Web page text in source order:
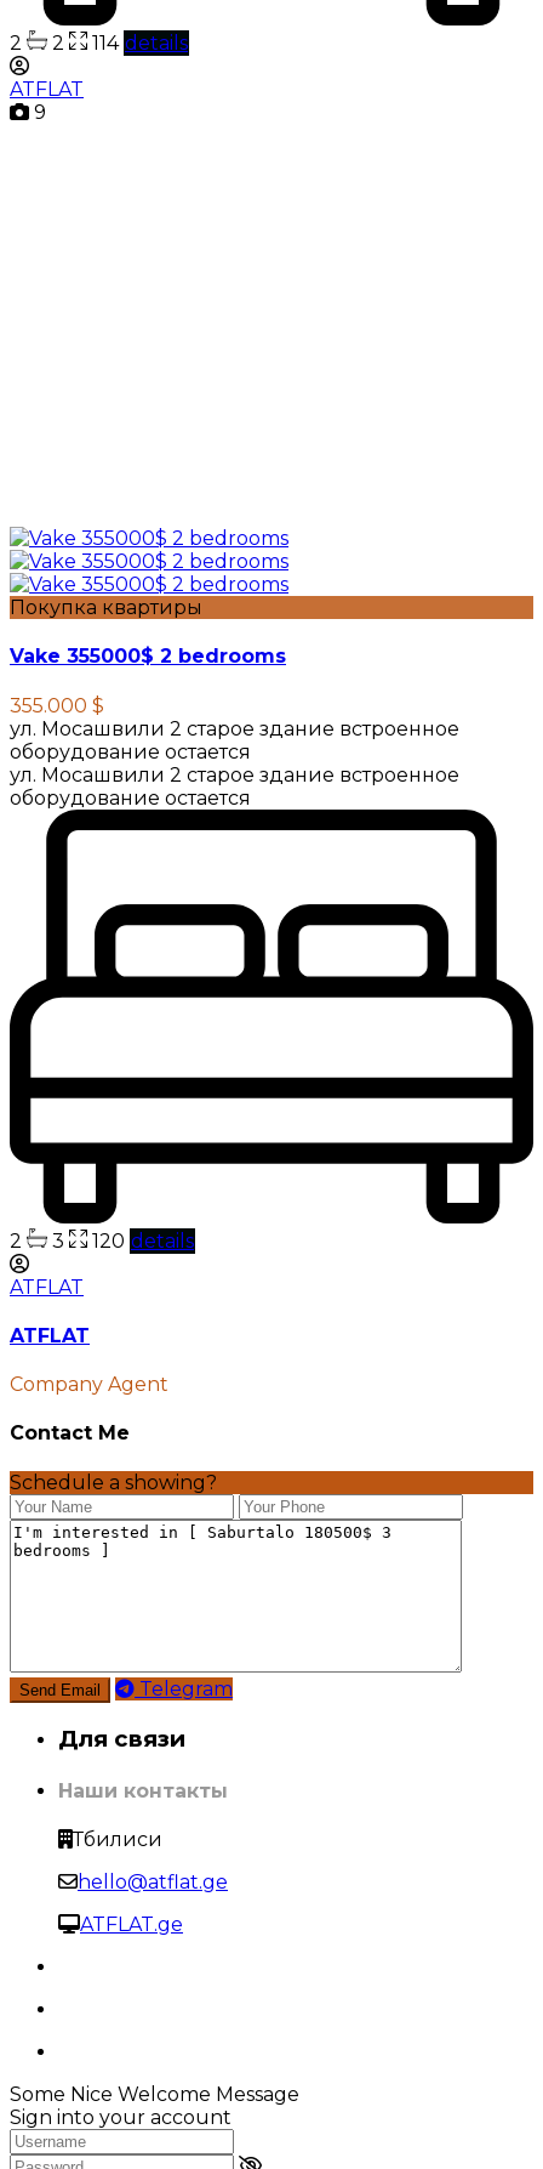
2 2 114 details
ATFLAT
9
Покупка квартиры
Vake 355000$ 2 bedrooms
355.000 $
ул. Мосашвили 2 старое здание встроенное
оборудование остается
ул. Мосашвили 2 старое здание встроенное
оборудование остается
2 3 120 details
ATFLAT
ATFLAT
Company Agent
Contact Me
Schedule a showing?
Telegram
Для связи
Наши контакты
Тбилиси
hello@atflat.ge
ATFLAT.ge
Some Nice Welcome Message
Sign into your account